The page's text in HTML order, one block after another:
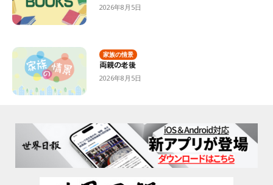
2026年8月5日
家族の情景
両親の老後
2026年8月5日